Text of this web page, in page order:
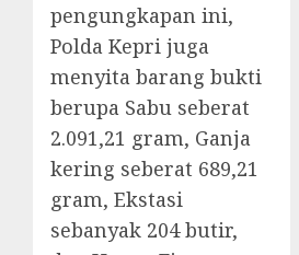
pengungkapan ini,
Polda Kepri juga
menyita barang bukti
berupa Sabu seberat
2.091,21 gram, Ganja
kering seberat 689,21
gram, Ekstasi
sebanyak 204 butir,